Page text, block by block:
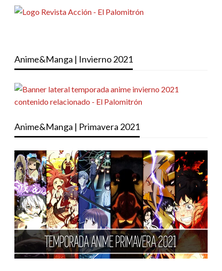
Anime&Manga | Invierno 2021
Anime&Manga | Primavera 2021